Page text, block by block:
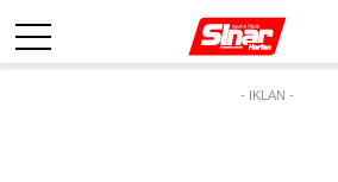
- IKLAN -